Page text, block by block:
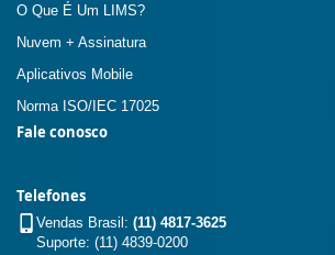
O Que É Um LIMS?
Nuvem + Assinatura
Aplicativos Mobile
Norma ISO/IEC 17025
Fale conosco
Telefones
Vendas Brasil: (11) 4817-3625
Suporte: (11) 4839-0200